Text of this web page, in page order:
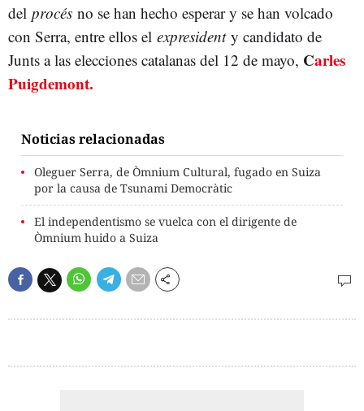
del procés no se han hecho esperar y se han volcado
con Serra, entre ellos el expresident y candidato de
Junts a las elecciones catalanas del 12 de mayo, Carles
Puigdemont.
Noticias relacionadas
Oleguer Serra, de Òmnium Cultural, fugado en Suiza
por la causa de Tsunami Democràtic
El independentismo se vuelca con el dirigente de
Òmnium huido a Suiza